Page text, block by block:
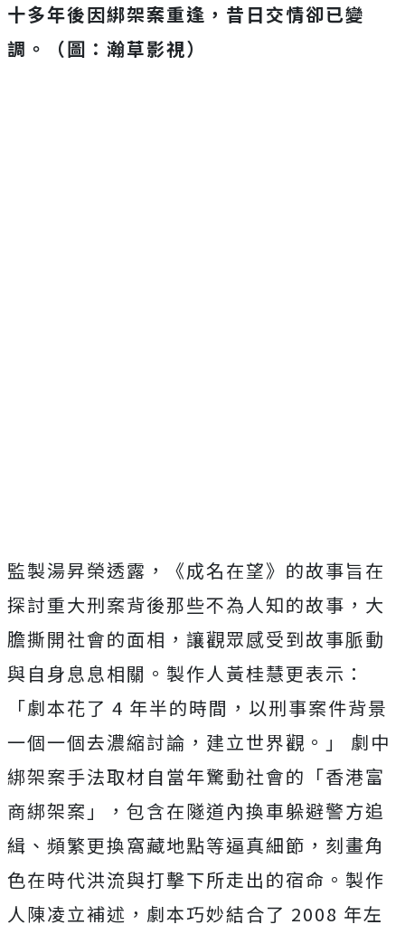
十多年後因綁架案重逢，昔日交情卻已變
調。（圖：瀚草影視）
監製湯昇榮透露，《成名在望》 的故事旨在
探討重大刑案背後那些不為人知的故事， 大
膽撕開社會的面相，讓觀眾感受到故事脈動
與自身息息相關。 製作人黃桂慧更表示：
「劇本花了 4 年半的時間，以刑事案件背景
一個一個去濃縮討論，建立世界觀。」 劇中
綁架案手法取材自當年驚動社會的「香港富
商綁架案」， 包含在隧道內換車躲避警方追
緝、頻繁更換窩藏地點等逼真細節， 刻畫角
色在時代洪流與打擊下所走出的宿命。製作
人陳凌立補述， 劇本巧妙結合了 2008 年左